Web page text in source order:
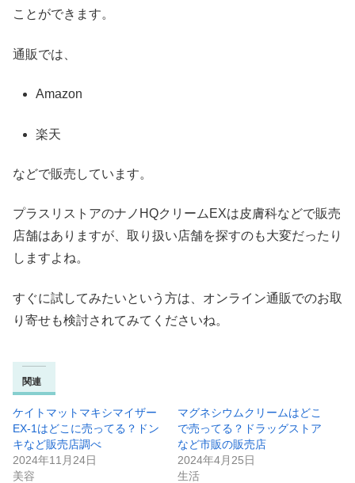
ことができます。
通販では、
Amazon
楽天
などで販売しています。
プラスリストアのナノHQクリームEXは皮膚科などで販売
店舗はありますが、取り扱い店舗を探すのも大変だったり
しますよね。
すぐに試してみたいという方は、オンライン通販でのお取
り寄せも検討されてみてくださいね。
関連
ケイトマットマキシマイザー
EX-1はどこに売ってる？ドン
キなど販売店調べ
2024年11月24日
美容
マグネシウムクリームはどこ
で売ってる？ドラッグストア
など市販の販売店
2024年4月25日
生活